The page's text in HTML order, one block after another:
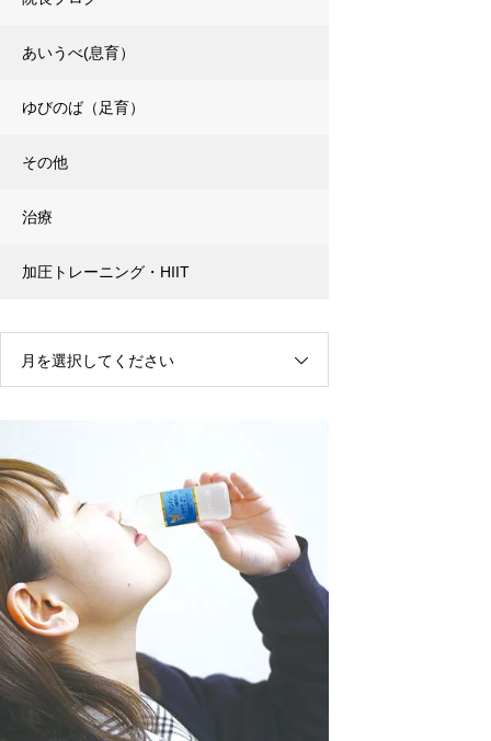
あいうべ(息育）
ゆびのば（足育）
その他
治療
加圧トレーニング・HIIT
月を選択してください